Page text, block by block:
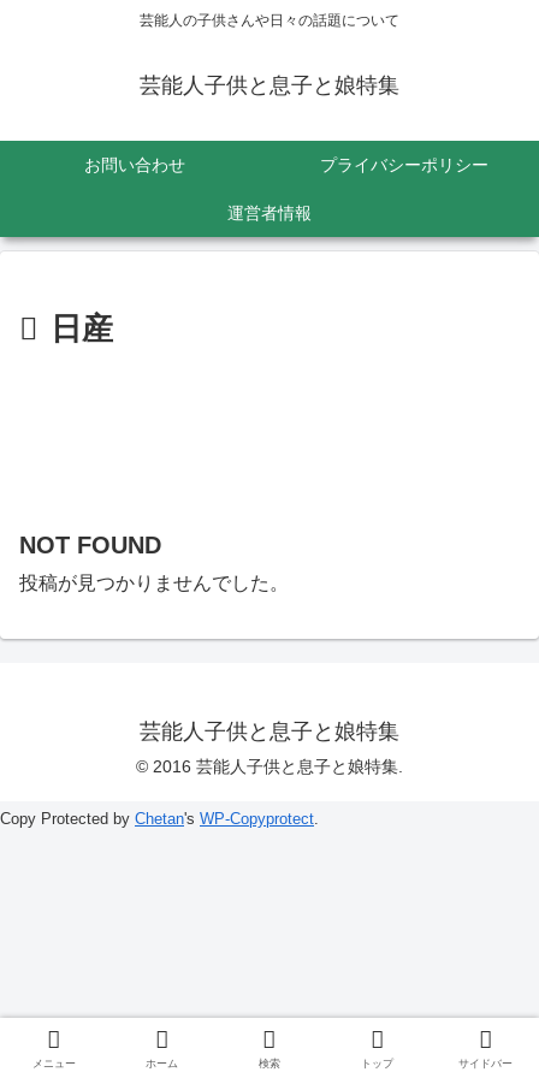
芸能人の子供さんや日々の話題について
芸能人子供と息子と娘特集
お問い合わせ プライバシーポリシー
運営者情報
日産
NOT FOUND
投稿が見つかりませんでした。
芸能人子供と息子と娘特集
© 2016 芸能人子供と息子と娘特集.
メニュー ホーム 検索 トップ サイドバー
Copy Protected by Chetan's WP-Copyprotect.